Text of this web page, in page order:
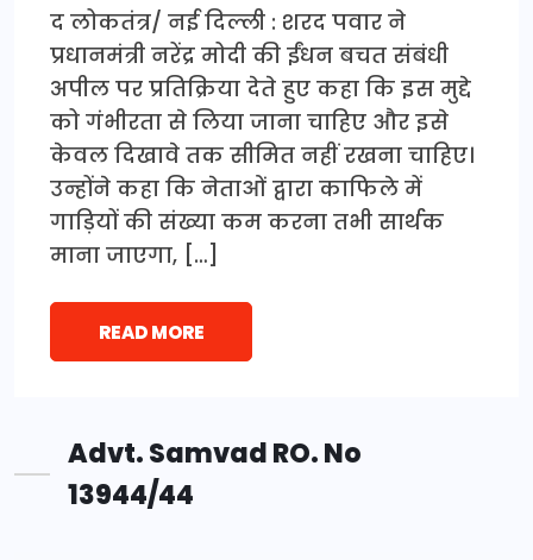
द लोकतंत्र/ नई दिल्ली : शरद पवार ने
प्रधानमंत्री नरेंद्र मोदी की ईंधन बचत संबंधी
अपील पर प्रतिक्रिया देते हुए कहा कि इस मुद्दे
को गंभीरता से लिया जाना चाहिए और इसे
केवल दिखावे तक सीमित नहीं रखना चाहिए।
उन्होंने कहा कि नेताओं द्वारा काफिले में
गाड़ियों की संख्या कम करना तभी सार्थक
माना जाएगा, […]
READ MORE
Advt. Samvad RO. No
13944/44